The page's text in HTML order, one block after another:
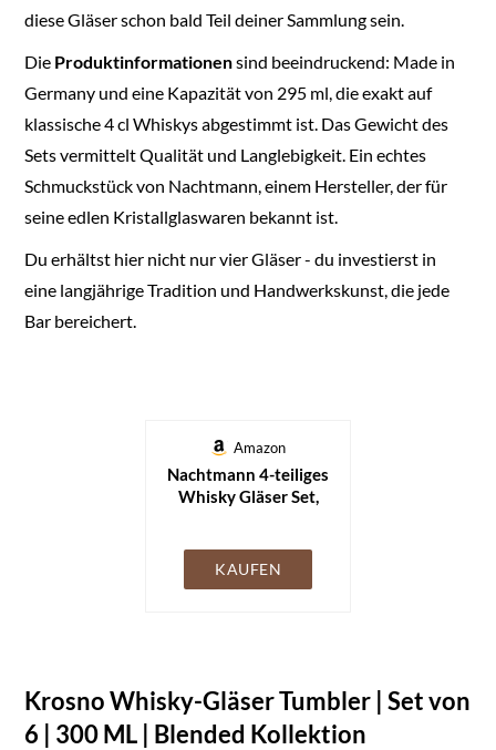
diese Gläser schon bald Teil deiner Sammlung sein.
Die Produktinformationensind beeindruckend: Made in
Germany und eine Kapazität von 295 ml, die exakt auf
klassische 4 cl Whiskys abgestimmt ist. Das Gewicht des
Sets vermittelt Qualität und Langlebigkeit. Ein echtes
Schmuckstück von Nachtmann, einem Hersteller, der für
seine edlen Kristallglaswaren bekannt ist.
Du erhältst hier nicht nur vier Gläser - du investierst in
eine langjährige Tradition und Handwerkskunst, die jede
Bar bereichert.
Amazon
Nachtmann 4-teiliges
Whisky Gläser Set,
Tumbler aus
Kristallglas,
KAUFEN
Krosno Whisky-Gläser Tumbler | Set von
6 | 300 ML | Blended Kollektion